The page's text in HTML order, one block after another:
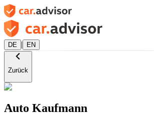
DE | EN
Zurück
Auto Kaufmann